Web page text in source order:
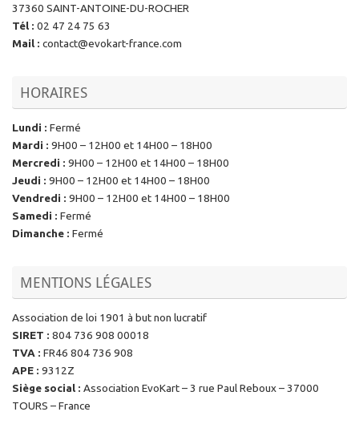
37360 SAINT-ANTOINE-DU-ROCHER
Tél : 02 47 24 75 63
Mail : contact@evokart-france.com
HORAIRES
Lundi : Fermé
Mardi : 9H00 – 12H00 et 14H00 – 18H00
Mercredi : 9H00 – 12H00 et 14H00 – 18H00
Jeudi : 9H00 – 12H00 et 14H00 – 18H00
Vendredi : 9H00 – 12H00 et 14H00 – 18H00
Samedi : Fermé
Dimanche : Fermé
MENTIONS LÉGALES
Association de loi 1901 à but non lucratif
SIRET : 804 736 908 00018
TVA : FR46 804 736 908
APE : 9312Z
Siège social : Association EvoKart – 3 rue Paul Reboux – 37000
TOURS – France